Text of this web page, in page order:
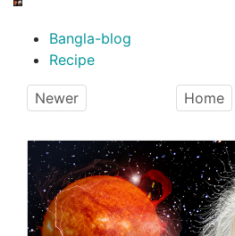
Bangla-blog
Recipe
Newer Home